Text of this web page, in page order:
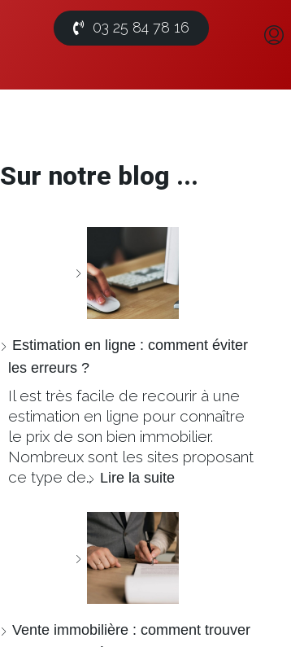
03 25 84 78 16
Sur notre blog ...
Estimation en ligne : comment éviter
les erreurs ?
Il est très facile de recourir à une
estimation en ligne pour connaître
le prix de son bien immobilier.
Nombreux sont les sites proposant
ce type de… Lire la suite
Vente immobilière : comment trouver